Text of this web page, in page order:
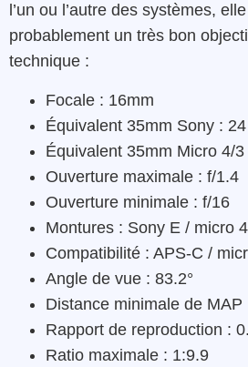
l’un ou l’autre des systèmes,
probablement un très bon
technique :
Focale : 16mm
Équivalent 35mm Sony :
Équivalent 35mm Micro 4/
Ouverture maximale : f/1.4
Ouverture minimale : f/16
Montures : Sony E / micro
Compatibilité : APS-C /
Angle de vue : 83.2°
Distance minimale de MAP
Rapport de reproduction :
Ratio maximale : 1:9.9